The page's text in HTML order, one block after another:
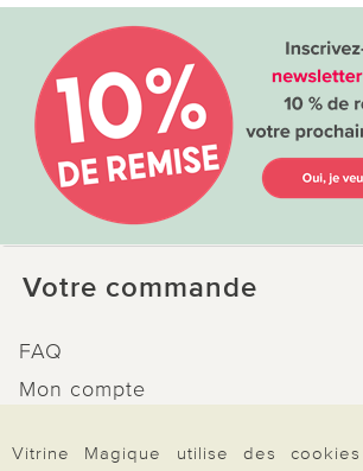
Votre commande
FAQ
Mon compte
Demande de catalogue
Vitrine Magique utilise des